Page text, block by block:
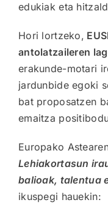
edukiak eta
Hori lortzeko,
antolatzaileren
erakunde-motari
jardunbide egoki
bat proposatzen
emaitza
Europako
Lehiakortasun
balioak, talentua
ikuspegi hauekin: